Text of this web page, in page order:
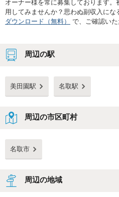
オーナー様を常に募集しております
用してみませんか？思わぬ副収入に
ダウンロード（無料）
で、ご確認い
周辺の駅
美田園駅 名取駅
周辺の市区町村
名取市
周辺の地域